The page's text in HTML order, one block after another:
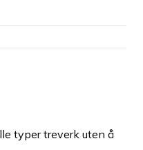
typer treverk uten å